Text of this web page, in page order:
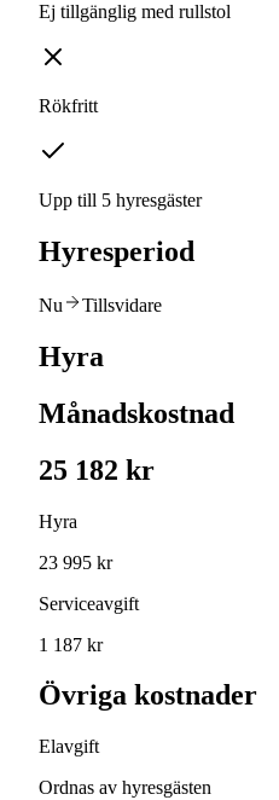
Ej tillgänglig med rullstol
Rökfritt
Upp till 5 hyresgäster
Hyresperiod
Nu Tillsvidare
Hyra
Månadskostnad
25 182 kr
Hyra
23 995 kr
Serviceavgift
1 187 kr
Övriga kostnader
Elavgift
Ordnas av hyresgästen